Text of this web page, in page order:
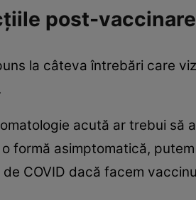
post-
la câteva întrebări care
acută ar trebui să
formă asimptomatică,
COVID dacă facem